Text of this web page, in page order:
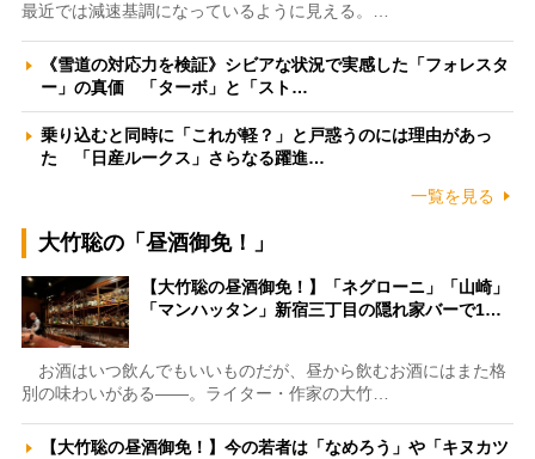
最近では減速基調になっているように見える。…
《雪道の対応力を検証》シビアな状況で実感した「フォレスタ
ー」の真価 「ターボ」と「スト…
乗り込むと同時に「これが軽？」と戸惑うのには理由があっ
た 「日産ルークス」さらなる躍進…
一覧を見る
大竹聡の「昼酒御免！」
【大竹聡の昼酒御免！】「ネグローニ」「山崎」
「マンハッタン」新宿三丁目の隠れ家バーで1…
お酒はいつ飲んでもいいものだが、昼から飲むお酒にはまた格
別の味わいがある――。ライター・作家の大竹…
【大竹聡の昼酒御免！】今の若者は「なめろう」や「キヌカツ